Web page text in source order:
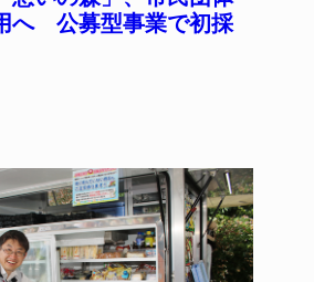
へ 公募型事業で初採